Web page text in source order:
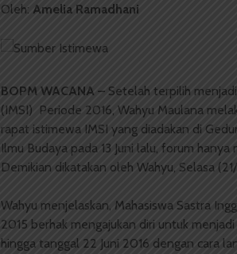
Oleh: Amelia Ramadhani
BOPM WACANA – Setelah terpilih
(IMSI) Periode 2016, Wahyu Maulana
rapat istimewa IMSI yang diadakan di
Ilmu Budaya pada 13 Juni lalu, forum
Demikian dikatakan oleh Wahyu, Selasa
Wahyu menjelaskan, Mahasiswa Sastra
2015 berhak mengajukan diri untuk
hingga tanggal 22 Juni 2016 dengan cara